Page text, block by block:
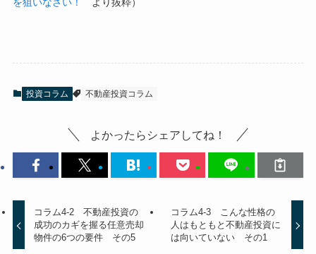
投資コラム 不動産投資コラム
よかったらシェアしてね！
コラム4-2 不動産投資の
成功のカギを握る任意売却
物件の6つの要件 その5
コラム4-3 こんな性格の
人はもともと不動産投資に
は向いていない その1